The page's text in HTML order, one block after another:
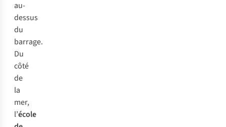
au-
dessus
du
barrage.
Du
côté
de
la
mer,
l’école